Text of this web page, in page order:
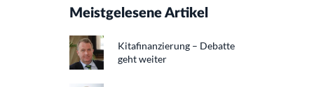
Meistgelesene Artikel
Kitafinanzierung – Debatte
geht weiter